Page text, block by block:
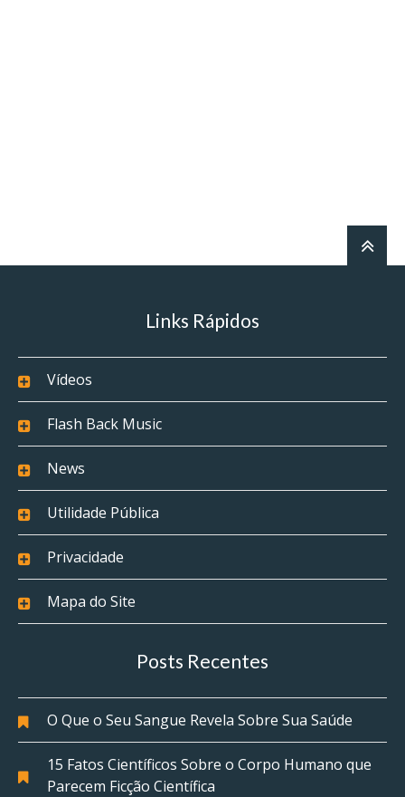
Links Rápidos
Vídeos
Flash Back Music
News
Utilidade Pública
Privacidade
Mapa do Site
Posts Recentes
O Que o Seu Sangue Revela Sobre Sua Saúde
15 Fatos Científicos Sobre o Corpo Humano que
Parecem Ficção Científica